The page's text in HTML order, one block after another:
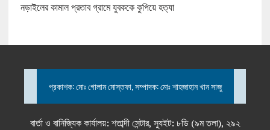
নড়াইলের কামাল প্রতাব গ্রামে যুবককে কুপিয়ে হত্যা
প্রকাশক: মোঃ গোলাম মোস্তফা, সম্পাদক: মোঃ শাহজাহান খান সাজু
বার্তা ও বানিজ্যিক কার্যালয়: শতাব্দী সেন্টার, স্যুইট: ৮ডি (৯ম তলা), ২৯২